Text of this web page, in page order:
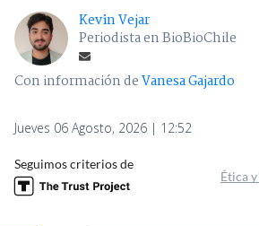
Kevin Vejar
Periodista en BioBioChile
Con información deVanesa Gajardo
Jueves 06 Agosto, 2026 | 12:52
Seguimos criterios de
Ética